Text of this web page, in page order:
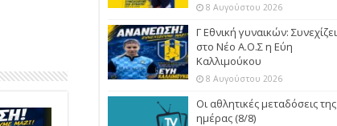
8 Αυγούστου 2026
Γ Εθνική γυναικών: Συνεχίζει
στο Νέο Α.Ο.Σ η Εύη
Καλλιμούκου
8 Αυγούστου 2026
Οι αθλητικές μεταδόσεις της
ημέρας (8/8)